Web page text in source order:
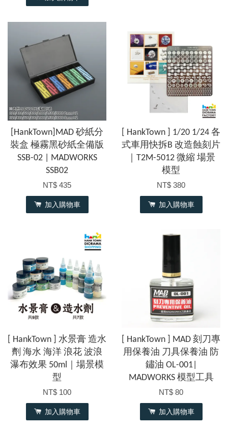
[HankTown]MAD 砂紙分
裝盒 極霧黑砂紙全備版
SSB-02 | MADWORKS
SSB02
NT$ 435
加入購物車
[ HankTown ] 1/20 1/24 各
式車用快拆B 改造蝕刻片
｜T2M-5012 微縮 場景
模型
NT$ 380
加入購物車
[ HankTown ] 水景膏 造水
劑 海水 海洋 浪花 波浪
瀑布效果 50ml｜場景模
型
NT$ 100
加入購物車
[ HankTown ] MAD 刻刀專
用保養油 刀具保養油 防
鏽油 OL-001|
MADWORKS 模型工具
NT$ 80
加入購物車